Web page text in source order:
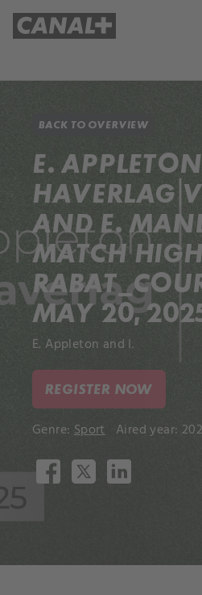
BACK TO OVERVIEW
E.
HAVERLAG
AND E.
MATCH
MAY 20,
E. Appleton and I.
REGISTER NOW
Genre: Sport Aired year: